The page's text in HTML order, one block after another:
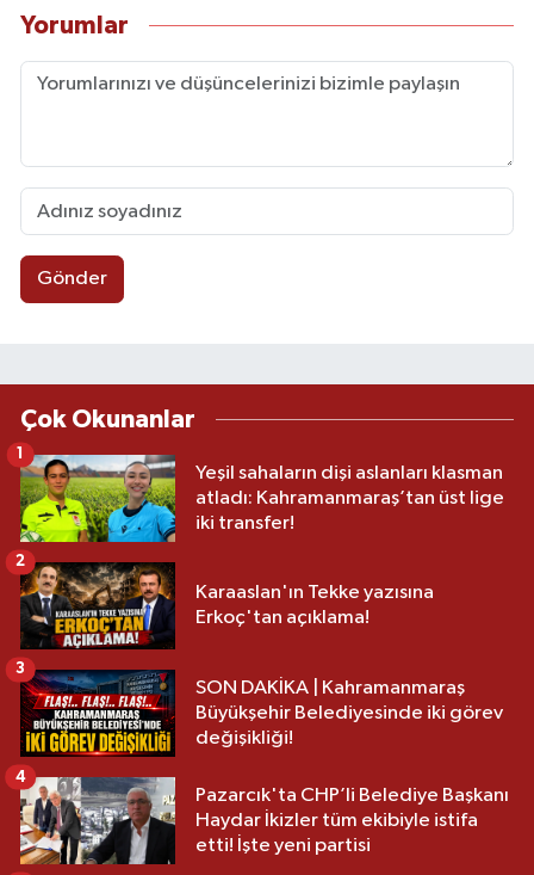
Yorumlar
Gönder
Çok Okunanlar
Yeşil sahaların dişi aslanları klasman
atladı: Kahramanmaraş’tan üst lige
iki transfer!
1
Karaaslan'ın Tekke yazısına
Erkoç'tan açıklama!
2
SON DAKİKA | Kahramanmaraş
Büyükşehir Belediyesinde iki görev
değişikliği!
3
Pazarcık'ta CHP’li Belediye Başkanı
Haydar İkizler tüm ekibiyle istifa
etti! İşte yeni partisi
4